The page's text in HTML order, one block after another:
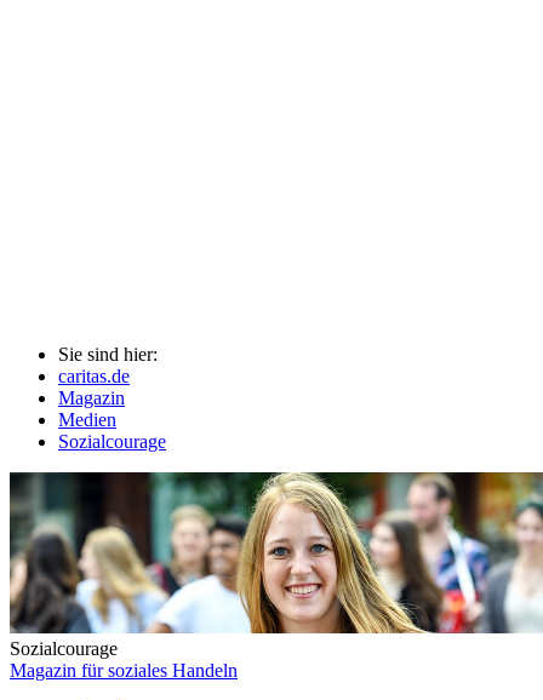
Sie sind hier:
caritas.de
Magazin
Medien
Sozialcourage
Sozialcourage
Magazin für soziales Handeln